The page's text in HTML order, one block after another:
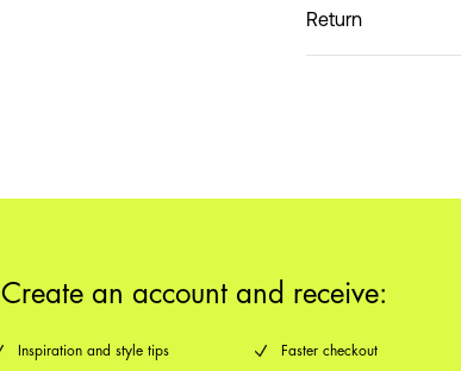
Return
Create an account and receive:
Inspiration and style tips Faster checkout